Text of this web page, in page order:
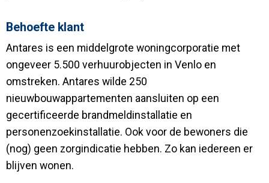
Behoefte klant
Antares is een middelgrote woningcorporatie met
ongeveer 5.500 verhuurobjecten in Venlo en
omstreken. Antares wilde 250
nieuwbouwappartementen aansluiten op een
gecertificeerde brandmeldinstallatie en
personenzoekinstallatie. Ook voor de bewoners die
(nog) geen zorgindicatie hebben. Zo kan iedereen er
blijven wonen.